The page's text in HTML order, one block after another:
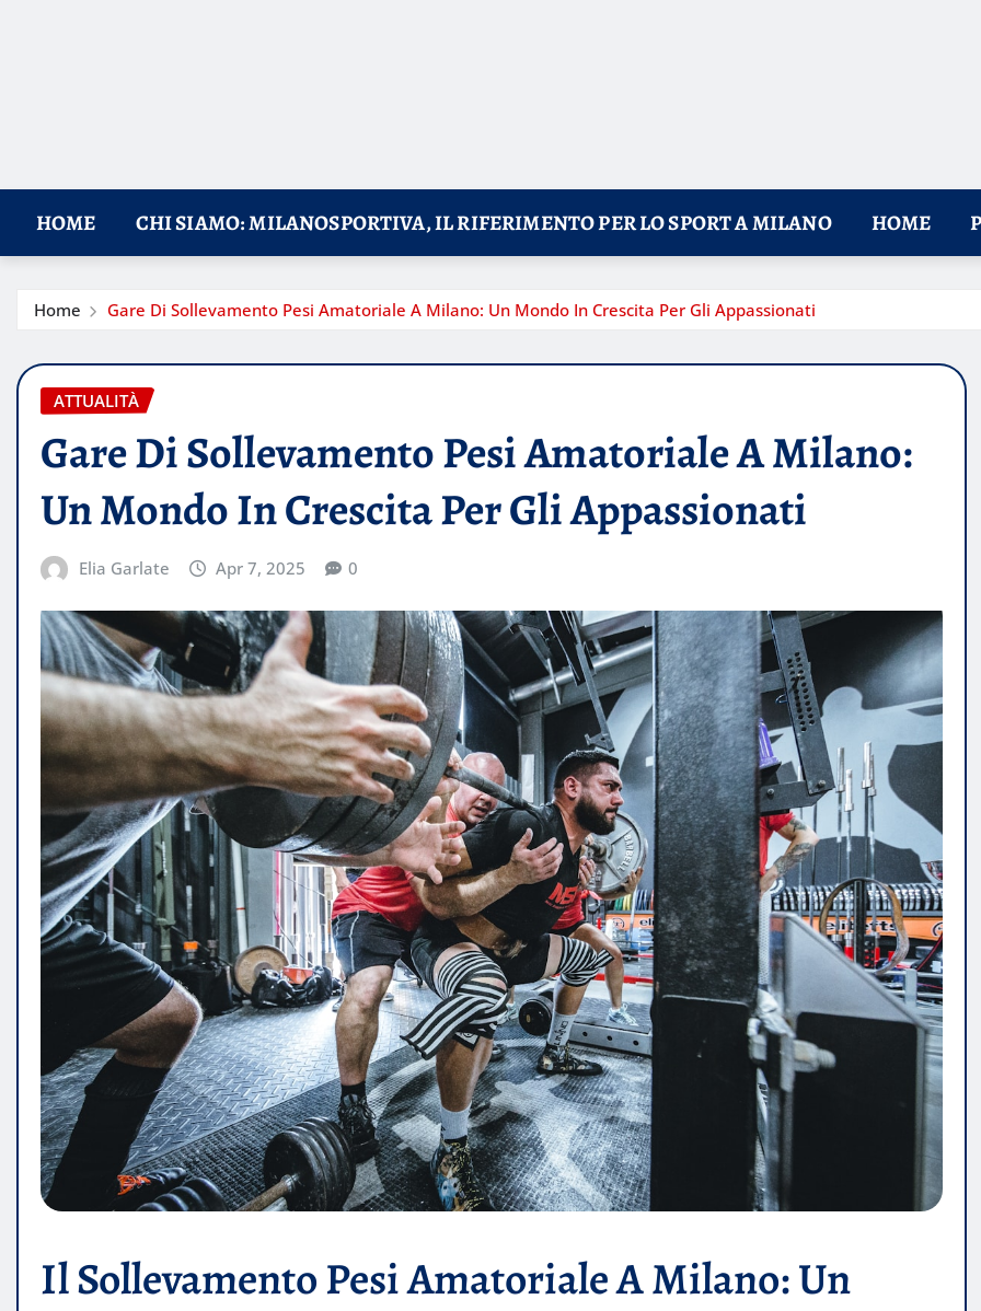
HOME CHI SIAMO: MILANOSPORTIVA, IL RIFERIMENTO PER LO SPORT A MILANO HOME
Home Gare Di Sollevamento Pesi Amatoriale A Milano: Un Mondo In Crescita Per Gli Appassionati
ATTUALITÀ
Gare Di Sollevamento Pesi Amatoriale A Milano:
Un Mondo In Crescita Per Gli Appassionati
Elia Garlate Apr 7, 2025 0
Il Sollevamento Pesi Amatoriale A Milano: Un